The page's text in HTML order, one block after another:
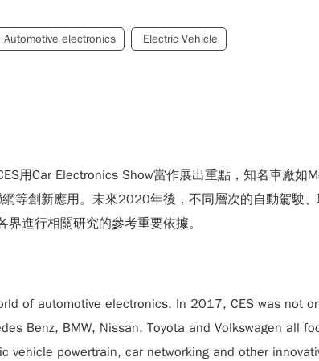
Automotive electronics Electric Vehicle
用Car Electronics Show當作展出重點，知名車廠如
等創新應用。未來2020年後，不同層次的自動駕駛
進行相關研究的參考重要依據。
of automotive electronics. In 2017, CES was not
Benz, BMW, Nissan, Toyota and Volkswagen all
vehicle powertrain, car networking and other